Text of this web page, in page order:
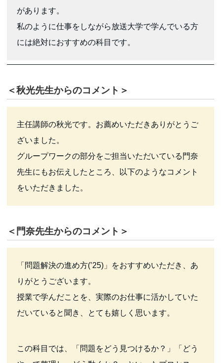
があります。
私のように仕事をしながら放送大学で学んでいる方
には絶対におすすめの科目です。
＜秋光先生からのコメント＞
主任講師の秋光です。お薦めいただきありがとうご
ざいました。
グループワークの部分をご担当いただいている門奈
先生にもお伝えしたところ、以下のようなコメント
をいただきました。
＜門奈先生からのコメント＞
「問題解決の進め方(’25)」をおすすめいただき、あ
りがとうございます。
授業で学んだことを、実際のお仕事に活かしていた
だいていると聞き、とても嬉しく思います。
この科目では、「問題をどう見つけるか？」「どう